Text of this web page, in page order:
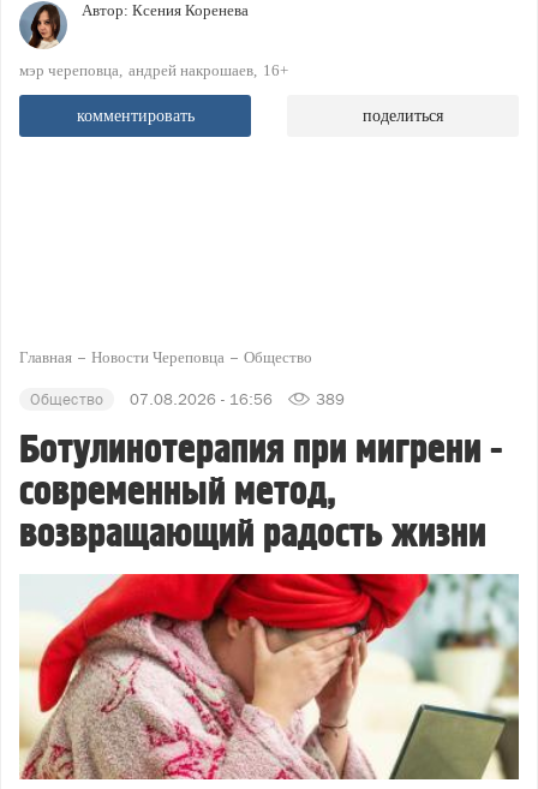
Автор: Ксения Коренева
мэр череповца андрей накрошаев 16+
комментировать поделиться
Главная Новости Череповца Общество
Общество 07.08.2026 - 16:56 389
Ботулинотерапия при мигрени -
современный метод,
возвращающий радость жизни